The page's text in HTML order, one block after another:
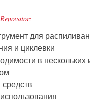
для
и циклевки
в нескольких